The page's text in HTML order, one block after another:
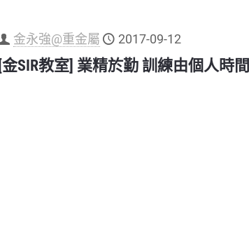
金永強@重金屬 2017-09-12
[金SIR教室] 業精於勤 訓練由個人時